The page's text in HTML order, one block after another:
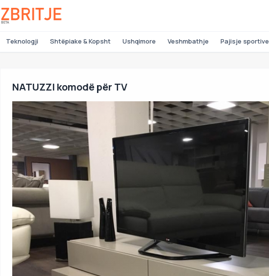
Teknologji Shtëpiake & Kopsht Ushqimore Veshmbathje Pajisje sportive
NATUZZI komodë për TV